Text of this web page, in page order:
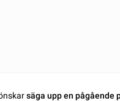
säga upp en pågående